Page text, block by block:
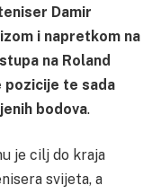
Damir
i napretkom na
na Roland
pozicije te sada
bodova.
je cilj do kraja
svijeta, a